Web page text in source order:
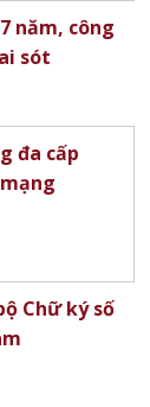
năm, công
sót
đa cấp
Chữ ký số